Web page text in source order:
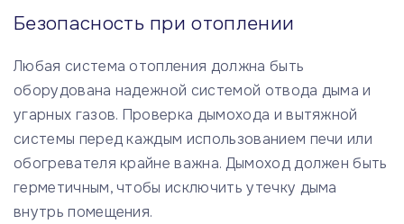
Безопасность при отоплении
Любая система отопления должна быть
оборудована надежной системой отвода дыма и
угарных газов. Проверка дымохода и вытяжной
системы перед каждым использованием печи или
обогревателя крайне важна. Дымоход должен быть
герметичным, чтобы исключить утечку дыма
внутрь помещения.